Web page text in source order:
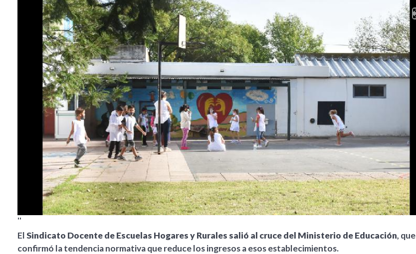
''
ElSindicato Docente de Escuelas Hogares y Rurales salió al cruce del Ministerio de Educación, que
confirmó la tendencia normativa que reduce los ingresos a esos establecimientos.